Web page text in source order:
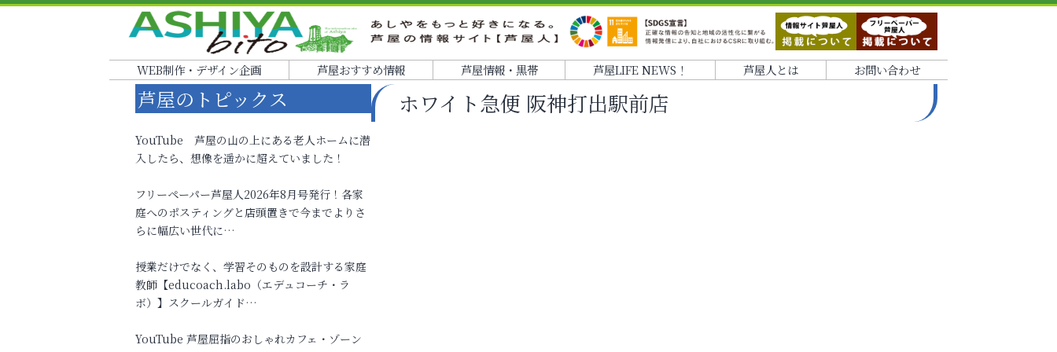
WEB制作・デザイン企画 芦屋おすすめ情報 芦屋情報・黒帯 芦屋LIFE NEWS！ 芦屋人とは お問い合わせ
ホワイト急便 阪神打出駅前店
芦屋のトピックス
YouTube 芦屋の山の上にある老人ホームに潜
入したら、想像を遥かに超えていました！
フリーペーパー芦屋人2026年8月号発行！各家
庭へのポスティングと店頭置きで今までよりさ
らに幅広い世代に…
授業だけでなく、学習そのものを設計する家庭
教師【educoach.labo（エデュコーチ・ラ
ボ）】スクールガイド…
YouTube 芦屋屈指のおしゃれカフェ・ゾーン